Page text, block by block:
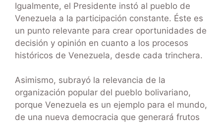
Igualmente, el Presidente instó al pueblo de
Venezuela a la participación constante. Éste es
un punto relevante para crear oportunidades de
decisión y opinión en cuanto a los procesos
históricos de Venezuela, desde cada trinchera.
Asimismo, subrayó la relevancia de la
organización popular del pueblo bolivariano,
porque Venezuela es un ejemplo para el mundo,
de una nueva democracia que generará frutos